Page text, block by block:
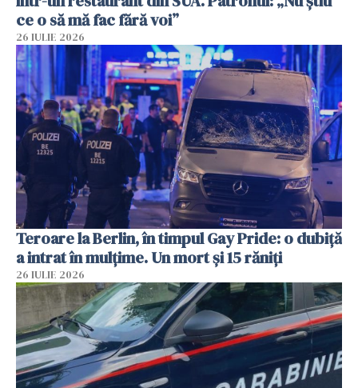
ce o să mă fac fără voi”
26 IULIE 2026
Teroare la Berlin, în timpul Gay Pride: o dubiță
a intrat în mulțime. Un mort și 15 răniți
26 IULIE 2026